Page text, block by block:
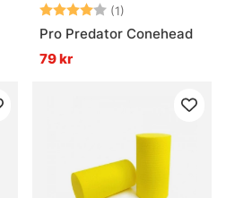
Betyg: (1)
Pro Predator Conehead
79 kr